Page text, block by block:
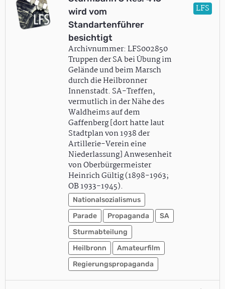
wird vom
Standartenführer
besichtigt
Archivnummer: LFS002850
Truppen der SA bei Übung im
Gelände und beim Marsch
durch die Heilbronner
Innenstadt. SA-Treffen,
vermutlich in der Nähe des
Waldheims auf dem
Gaffenberg [dort hatte laut
Stadtplan von 1938 der
Artillerie-Verein eine
Niederlassung] Anwesenheit
von Oberbürgermeister
Heinrich Gültig (1898-1963;
OB 1933-1945).
Nationalsozialismus
Parade
Propaganda
SA
Sturmabteilung
Heilbronn
Amateurfilm
Regierungspropaganda
LFS